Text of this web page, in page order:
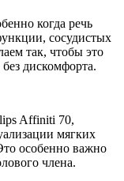
когда речь
сосудистых
так, чтобы это
дискомфорта.
Affiniti 70,
мягких
особенно важно
члена.